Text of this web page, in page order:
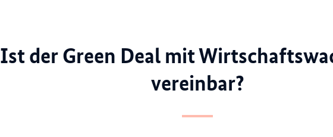
Ist der Green Deal mit
vereinbar?